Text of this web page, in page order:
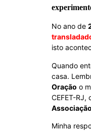
No ano de
isto
Quando
casa.
Oração o
CEFET-RJ,
Associação
Minha